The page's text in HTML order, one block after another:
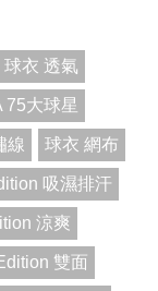
球衣 透氣
75大球星
線 球衣 網布
吸濕排汗
涼爽
雙面